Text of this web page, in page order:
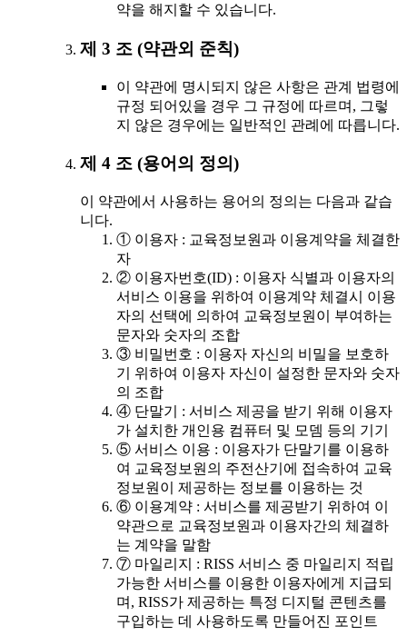
약을 해지할 수 있습니다.
제 3 조 (약관외 준칙)
이 약관에 명시되지 않은 사항은 관계 법령에
규정 되어있을 경우 그 규정에 따르며, 그렇
지 않은 경우에는 일반적인 관례에 따릅니다.
제 4 조 (용어의 정의)
이 약관에서 사용하는 용어의 정의는 다음과 같습
니다.
① 이용자 : 교육정보원과 이용계약을 체결한
자
② 이용자번호(ID) : 이용자 식별과 이용자의
서비스 이용을 위하여 이용계약 체결시 이용
자의 선택에 의하여 교육정보원이 부여하는
문자와 숫자의 조합
③ 비밀번호 : 이용자 자신의 비밀을 보호하
기 위하여 이용자 자신이 설정한 문자와 숫자
의 조합
④ 단말기 : 서비스 제공을 받기 위해 이용자
가 설치한 개인용 컴퓨터 및 모뎀 등의 기기
⑤ 서비스 이용 : 이용자가 단말기를 이용하
여 교육정보원의 주전산기에 접속하여 교육
정보원이 제공하는 정보를 이용하는 것
⑥ 이용계약 : 서비스를 제공받기 위하여 이
약관으로 교육정보원과 이용자간의 체결하
는 계약을 말함
⑦ 마일리지 : RISS 서비스 중 마일리지 적립
가능한 서비스를 이용한 이용자에게 지급되
며, RISS가 제공하는 특정 디지털 콘텐츠를
구입하는 데 사용하도록 만들어진 포인트